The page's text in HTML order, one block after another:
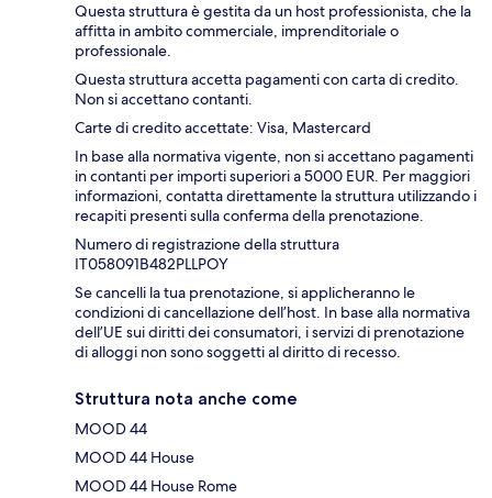
Questa struttura è gestita da un host professionista, che la
affitta in ambito commerciale, imprenditoriale o
professionale.
Questa struttura accetta pagamenti con carta di credito.
Non si accettano contanti.
Carte di credito accettate: Visa, Mastercard
In base alla normativa vigente, non si accettano pagamenti
in contanti per importi superiori a 5000 EUR. Per maggiori
informazioni, contatta direttamente la struttura utilizzando i
recapiti presenti sulla conferma della prenotazione.
Numero di registrazione della struttura
IT058091B482PLLPOY
Se cancelli la tua prenotazione, si applicheranno le
condizioni di cancellazione dell’host. In base alla normativa
dell’UE sui diritti dei consumatori, i servizi di prenotazione
di alloggi non sono soggetti al diritto di recesso.
Struttura nota anche come
MOOD 44
MOOD 44 House
MOOD 44 House Rome